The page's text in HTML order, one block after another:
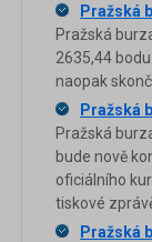
Pražská
Pražská
2635,44
naopak
Pražská
Pražská
bude nově
oficiálního
tiskové
Pražská